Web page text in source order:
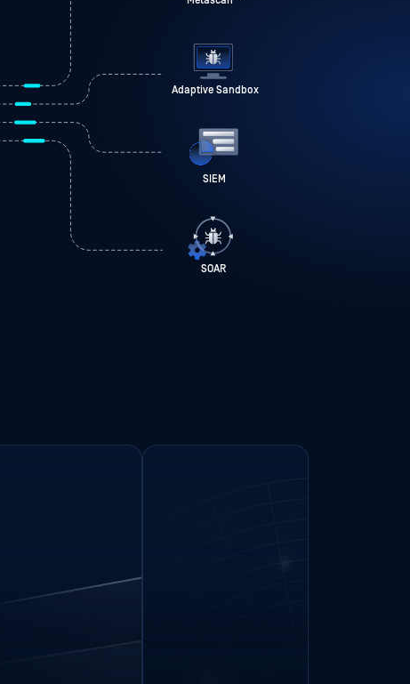
Adaptive Sandbox
SIEM
SOAR